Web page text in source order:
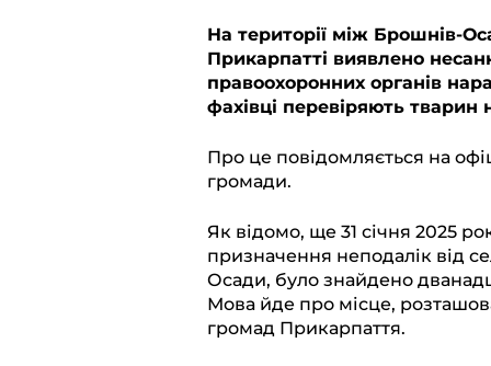
l
e
g
a
m
c
e
b
o
k
a
t
s
p
b
e
r
p
y
L
n
На території між Брошнів-
Прикарпатті виявлено
правоохоронних органів
фахівці перевіряють
Про це повідомляється на
громади.
Як відомо, ще 31 січня 2025
призначення неподалік від
Осади, було знайдено
Мова йде про місце,
громад Прикарпаття.